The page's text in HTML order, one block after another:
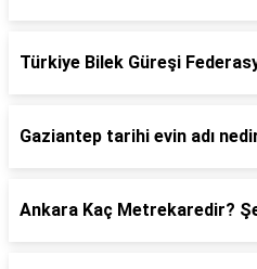
Türkiye Bilek Güreşi
Gaziantep tarihi evin adı
Ankara Kaç Metrekaredir?